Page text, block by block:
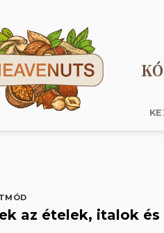
az ételek, italok